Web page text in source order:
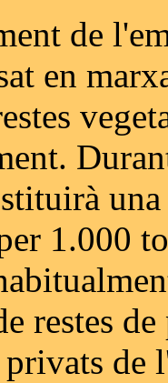
de
en
1.000
restes
de